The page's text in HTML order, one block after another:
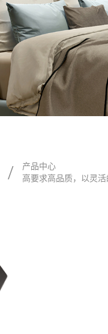
/
产品中心
高要求高品质，以灵